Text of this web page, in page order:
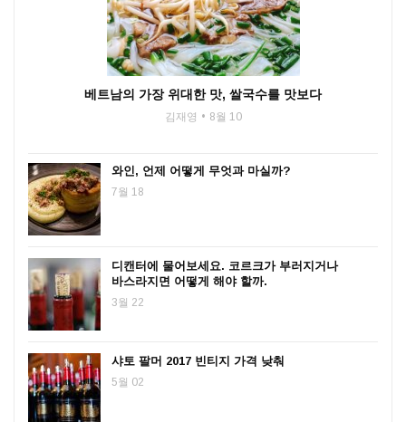
베트남의 가장 위대한 맛, 쌀국수를 맛보다
김재영 8월 10
와인, 언제 어떻게 무엇과 마실까?
7월 18
디캔터에 물어보세요. 코르크가 부러지거나
바스라지면 어떻게 해야 할까.
3월 22
샤토 팔머 2017 빈티지 가격 낮춰
5월 02